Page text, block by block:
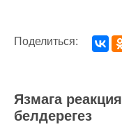
Поделиться:
Язмага реакция
белдерегез